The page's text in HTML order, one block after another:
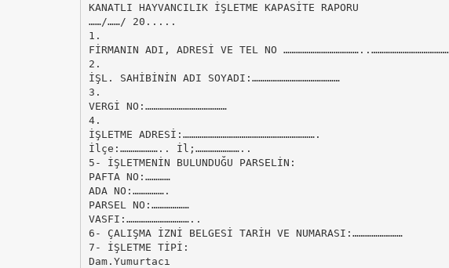
KANATLI HAYVANCILIK İŞLETME KAPASİTE RAPORU
……/……/ 20.....
1.
FİRMANIN ADI, ADRESİ VE TEL NO
2.
İŞL. SAHİBİNİN ADI SOYADI:……………………………………
3.
VERGİ NO:…………………………………
4.
İŞLETME ADRESİ:……………………………………………………….
İlçe:……………….. İl;…………………..
5- İŞLETMENİN BULUNDUĞU PARSELİN:
PAFTA NO:…………
ADA NO:…………….
PARSEL NO:………………
VASFI:…………………………..
6- ÇALIŞMA İZNİ BELGESİ TARİH VE NUMARASI:……………………
7- İŞLETME TİPİ:
Dam.Yumurtacı